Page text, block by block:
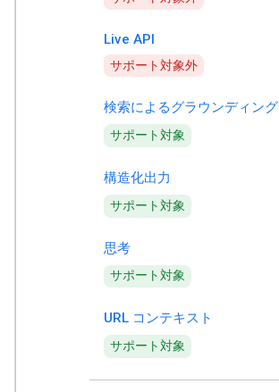
Live API
サポート対象外
検索によるグラウンディング
サポート対象
構造化出力
サポート対象
思考
サポート対象
URL コンテキスト
サポート対象